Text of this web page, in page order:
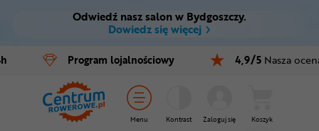
Ctrl M
Menu główne
Informacje o produkcie
Odwiedź nasz salon w Bydgoszczy.
Dowiedz się więcej
Program lojalnościowy 4,9/5 Nasza
Menu Kontrast Zaloguj się Koszyk
Rowery
E-bike
Części